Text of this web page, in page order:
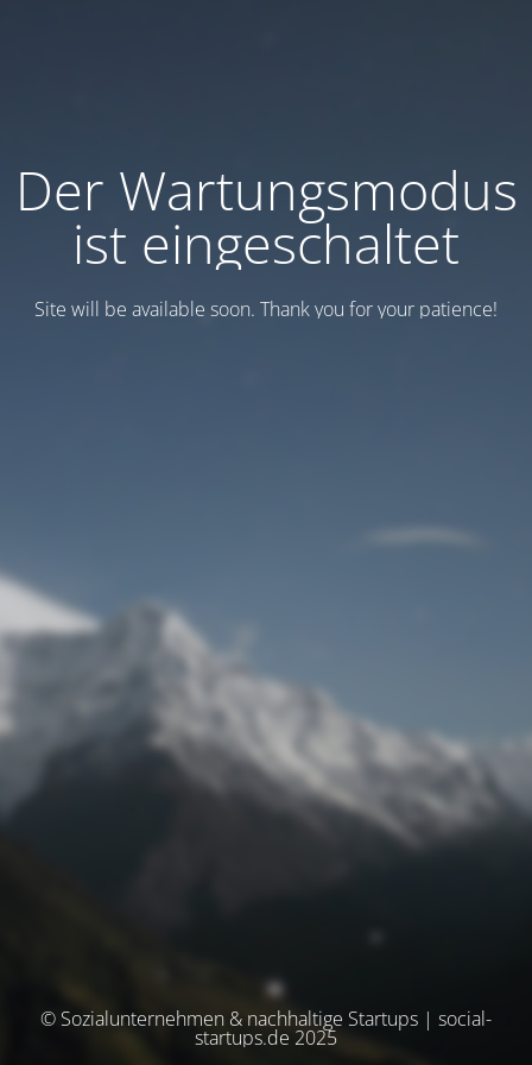
Der Wartungsmodus
ist eingeschaltet
Site will be available soon. Thank you for your patience!
© Sozialunternehmen & nachhaltige Startups | social-
startups.de 2025